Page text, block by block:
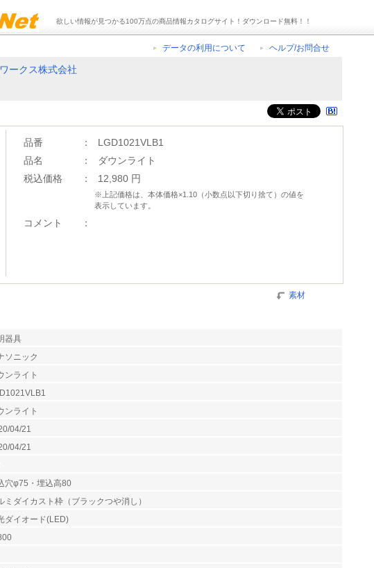
欲しい情報が見つかる100万点の商品情報カタログサイト！ダウンロード無料！！
データの利用について ヘルプ/お問合せ
ークス株式会社
品番 ：
LGD1021VLB1
品名
：
ダウンライト
税込価格
： 12,980 円
※上記価格は、本体価格×1.10（小数点以下切り捨て）の値を
表示しています。
コメント ：
素材
器具
ソニック
ンライト
ンライト
04/21
04/21
穴φ75・埋込高80
ミダイカスト枠（ブラックつや消し）
ダイオード(LED)